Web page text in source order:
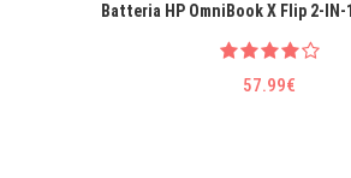
Batteria HP OmniBook X Flip 2-IN-
57.99€